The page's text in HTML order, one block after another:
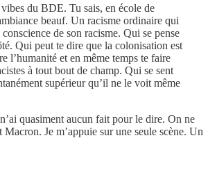
du BDE. Tu sais, en école de
beauf. Un racisme ordinaire qui
conscience de son racisme. Qui se pense
Qui peut te dire que la colonisation est
l’humanité et en même temps te faire
à tout bout de champ. Qui se sent
supérieur qu’il ne le voit même
quasiment aucun fait pour le dire. On ne
Je m’appuie sur une seule scène. Un